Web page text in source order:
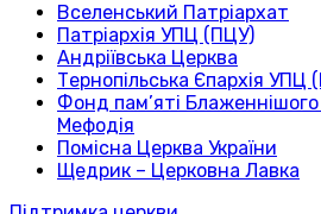
Вселенський Патріархат
Патріархія УПЦ (ПЦУ)
Андріївська Церква
Тернопільська Єпархія УПЦ
Фонд пам’яті
Мефодія
Помісна Церква України
Щедрик – Церковна Лавка